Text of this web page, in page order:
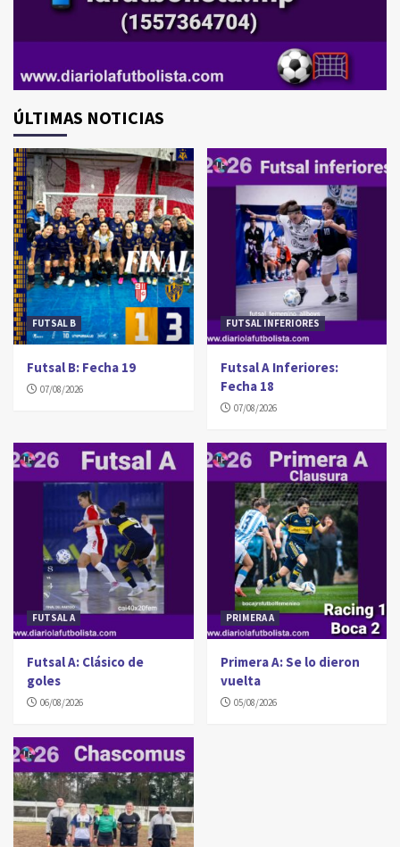
ÚLTIMAS NOTICIAS
FUTSAL B
Futsal B: Fecha 19
07/08/2026
FUTSAL INFERIORES
Futsal A Inferiores:
Fecha 18
07/08/2026
FUTSAL A
Futsal A: Clásico de
goles
06/08/2026
PRIMERA A
Primera A: Se lo dieron
vuelta
05/08/2026